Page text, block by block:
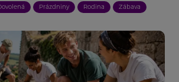
Prázdniny Rodina Zábava